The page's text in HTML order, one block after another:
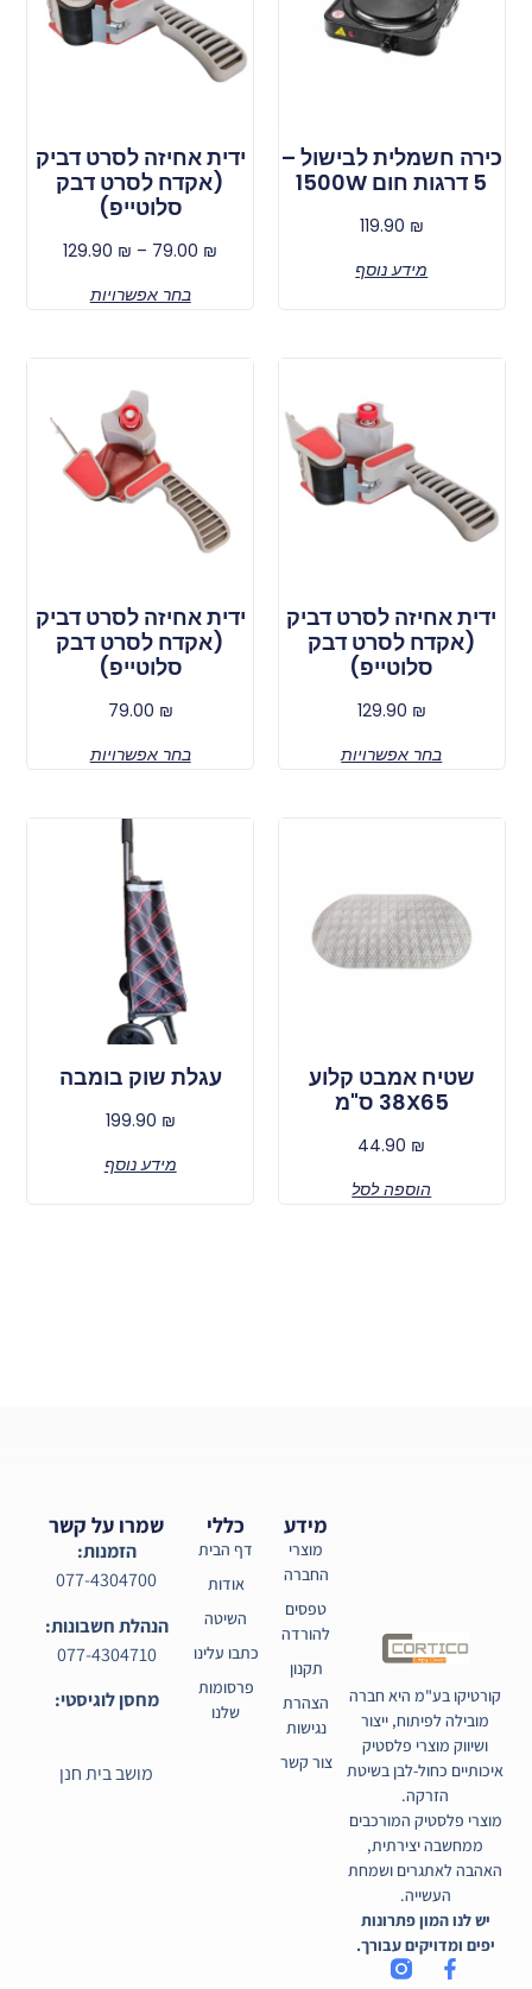
כירה חשמלית לבישול –
5 דרגות חום 1500W
119.90 ₪
מידע נוסף
ידית אחיזה לסרט דביק
(אקדח לסרט דבק
סלוטייפ)
79.00 ₪
–
129.90 ₪
בחר אפשרויות
ידית אחיזה לסרט דביק
(אקדח לסרט דבק
סלוטייפ)
129.90 ₪
בחר אפשרויות
ידית אחיזה לסרט דביק
(אקדח לסרט דבק
סלוטייפ)
79.00 ₪
בחר אפשרויות
שטיח אמבט קלוע
38X65 ס"מ
44.90 ₪
הוספה לסל
עגלת שוק בומבה
199.90 ₪
מידע נוסף
קורטיקו בע"מ היא חברה
מובילה לפיתוח, ייצור
ושיווק מוצרי פלסטיק
איכותיים כחול-לבן בשיטת
הזרקה.
מוצרי פלסטיק המורכבים
ממחשבה יצירתית,
האהבה לאתגרים ושמחת
העשייה.
יש לנו המון פתרונות
יפים ומדויקים עבורך.
כללי
דף הבית
אודות
השיטה
כתבו עלינו
פרסומות
שלנו
מידע
מוצרי
החברה
טפסים
להורדה
תקנון
הצהרת
נגישות
צור קשר
שמרו על קשר
הזמנות:
077-4304700
הנהלת חשבונות:
077-4304710
מחסן לוגיסטי:
מושב בית חנן